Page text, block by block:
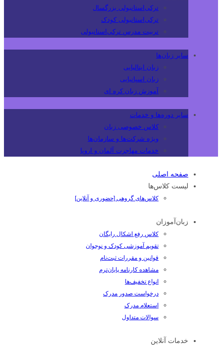
ترکی‌استانبولی بزرگسال
ترکی‌استانبولی کودک
تربیت مدرس ترکی‌استانبولی
سایر زبان‌ها
زبان ایتالیایی
زبان اسپانیایی
آموزش زبان کره ای
سایر دوره‌ها و خدمات
کلاس خصوصی زبان
ویژه شرکت‌ها و سازمان‌ها
خدمات مهاجرت آلمان و اروپا
صفحه اصلی
لیست کلاس‌ها
کلاس‌های گروهی [حضوری و آنلاین]
زبان‌آموزان
کلاس رفع اشکال رایگان
تقویم آموزشی کودک و نوجوان
قوانین و مقررات ثبت‌نام
مشاهده کارنامه پایان‌ترم
انواع تخفیف‌ها
درخواست صدور مدرک
استعلام مدرک
سوالات متداول
خدمات آنلاین